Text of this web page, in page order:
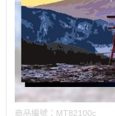
商品編號： MT82100c